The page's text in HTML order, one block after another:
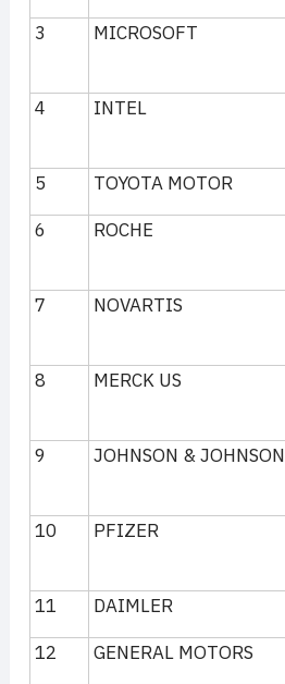
3
MICROSOFT
4
INTEL
5
TOYOTA MOTOR
6
ROCHE
7
NOVARTIS
8
MERCK US
9
JOHNSON & JOHNSON
10
PFIZER
11
DAIMLER
12
GENERAL MOTORS